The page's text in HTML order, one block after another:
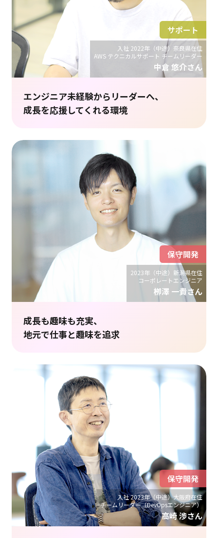
入社 2022年（中途）奈良県在住
AWS テクニカルサポート チームリーダー
中倉 悠介さん
サポート
エンジニア未経験からリーダーへ、
成長を応援してくれる環境
2023年（中途）新潟県在住
コーポレートエンジニア
栁澤 一貴さん
保守開発
成長も趣味も充実、
地元で仕事と趣味を追求
入社 2023年（中途）大阪府在住
チームリーダー（DevOpsエンジニア）
高崎 渉さん
保守開発